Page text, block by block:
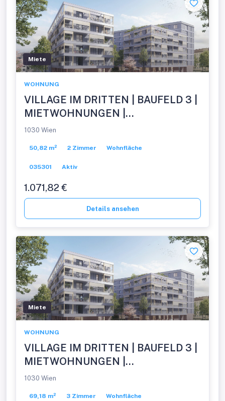
Miete
WOHNUNG
VILLAGE IM DRITTEN | BAUFELD 3 |
MIETWOHNUNGEN |
FERTIGSTELLUNG NOVEMBER
1030 Wien
50,82 m² 2 Zimmer Wohnfläche
035301 Aktiv
1.071,82 €
Details ansehen
Miete
WOHNUNG
VILLAGE IM DRITTEN | BAUFELD 3 |
MIETWOHNUNGEN |
FERTIGSTELLUNG NOVEMBER
1030 Wien
69,18 m² 3 Zimmer Wohnfläche